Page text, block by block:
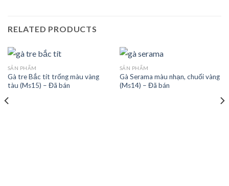
RELATED PRODUCTS
SẢN PHẨM
Gà tre Bắc tít trống màu vàng
tàu (Ms15) – Đã bán
SẢN PHẨM
Gà Serama màu nhạn, chuối vàng
(Ms14) – Đã bán